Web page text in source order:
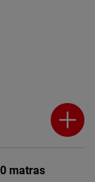
matras